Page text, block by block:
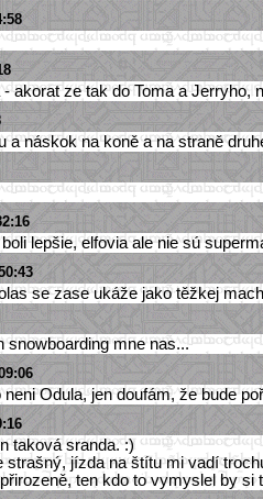
akorat ze tak do Toma a
a náskok na koně a na straně
lepšie, elfovia ale nie sú
se zase ukáže jako těžkej
snowboarding mne nas...
Odula, jen doufám, že bude
taková sranda. :)
jízda na štítu mi vadí
ten kdo to vymyslel by si